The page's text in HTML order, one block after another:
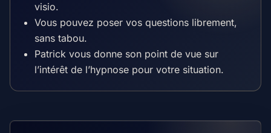
visio.
Vous pouvez poser vos questions librement,
sans tabou.
Patrick vous donne son point de vue sur
l’intérêt de l’hypnose pour votre situation.